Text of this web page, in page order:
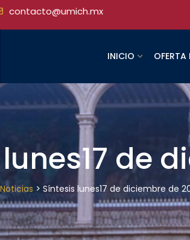
contacto@umich.mx
INICIO
de
> Síntesis lunes17 de diciembre de